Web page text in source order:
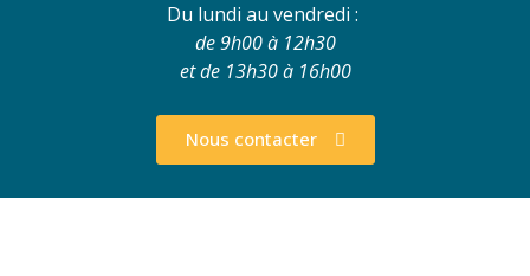
Du lundi au vendredi :
de 9h00 à 12h30
et de 13h30 à 16h00
Nous contacter